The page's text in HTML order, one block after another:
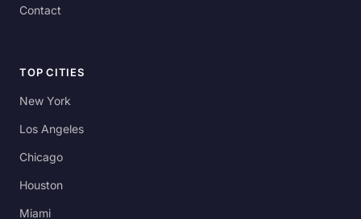
Contact
TOP CITIES
New York
Los Angeles
Chicago
Houston
Miami